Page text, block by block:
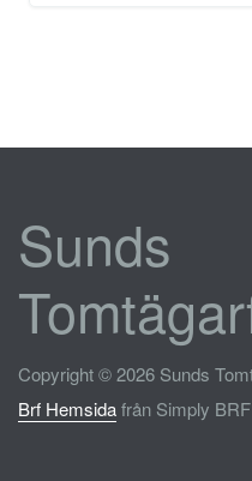
Sunds
Copyright © 2026 Sunds
Brf Hemsidafrån Simply BRF